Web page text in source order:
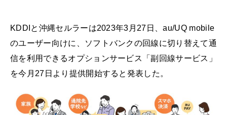
KDDIと沖縄セルラーは2023年3月27日、au/UQ mobile
のユーザー向けに、ソフトバンクの回線に切り替えて通
信を利用できるオプションサービス「副回線サービス」
を今月27日より提供開始すると発表した。